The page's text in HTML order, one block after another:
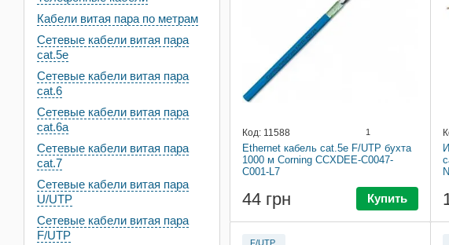
Код: 11588 1
Ethernet кабель cat.5e F/UTP бухта
1000 м Corning CCXDEE-C0047-
C001-L7
44 грн Купить
F/UTP
Кабели витая пара по метрам
Сетевые кабели витая пара
cat.5e
Сетевые кабели витая пара
cat.6
Сетевые кабели витая пара
cat.6a
Сетевые кабели витая пара
cat.7
Сетевые кабели витая пара
U/UTP
Сетевые кабели витая пара
F/UTP